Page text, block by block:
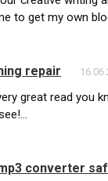
to get my own
repair
great read you
converter